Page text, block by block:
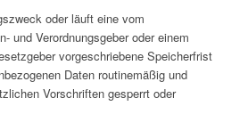
oder läuft eine vom
und Verordnungsgeber oder einem
vorgeschriebene Speicherfrist
Daten routinemäßig und
Vorschriften gesperrt oder